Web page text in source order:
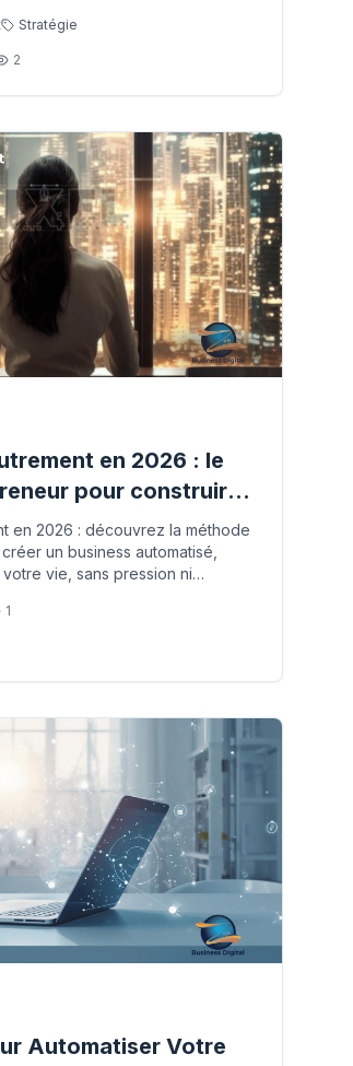
Stratégie
2
en 2026 : le
pour construire
sans s’épuiser
en 2026 : découvrez la méthode
un business automatisé,
vie, sans pression ni
1
Automatiser Votre